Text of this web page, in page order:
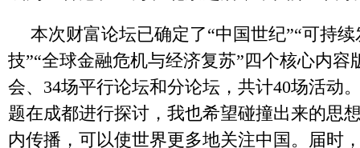
本次财富论坛已确定了“中国世纪”“可持
技”“全球金融危机与经济复苏”四个核心内容
会、34场平行论坛和分论坛，共计40场活动
题在成都进行探讨，我也希望碰撞出来的思
内传播，可以使世界更多地关注中国。届时